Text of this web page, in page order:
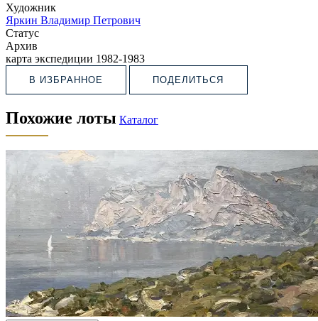
Художник
Яркин Владимир Петрович
Статус
Архив
карта экспедиции 1982-1983
В ИЗБРАННОЕ ПОДЕЛИТЬСЯ
Похожие лоты Каталог